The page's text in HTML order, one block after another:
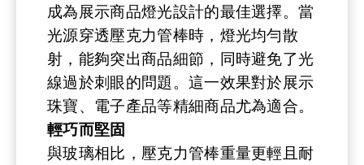
成為展示商品燈光設計的最佳選擇。當
光源穿透壓克力管棒時，燈光均勻散
射，能夠突出商品細節，同時避免了光
線過於刺眼的問題。這一效果對於展示
珠寶、電子產品等精細商品尤為適合。
輕巧而堅固
與玻璃相比，壓克力管棒重量更輕且耐